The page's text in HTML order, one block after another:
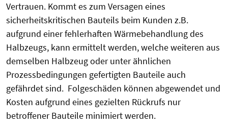
Vertrauen. Kommt es zum Versagen eines
sicherheitskritischen Bauteils beim Kunden z.B.
aufgrund einer fehlerhaften Wärmebehandlung des
Halbzeugs, kann ermittelt werden, welche weiteren aus
demselben Halbzeug oder unter ähnlichen
Prozessbedingungen gefertigten Bauteile auch
gefährdet sind. Folgeschäden können abgewendet und
Kosten aufgrund eines gezielten Rückrufs nur
betroffener Bauteile minimiert werden.